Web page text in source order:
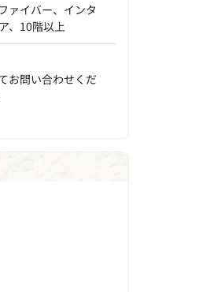
ァイバー、インタ
、10階以上
お問い合わせくだ